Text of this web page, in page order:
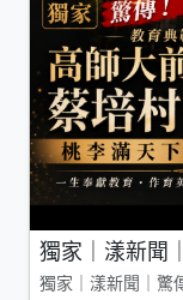
獨家｜漾新聞
獨家｜漾新聞｜驚